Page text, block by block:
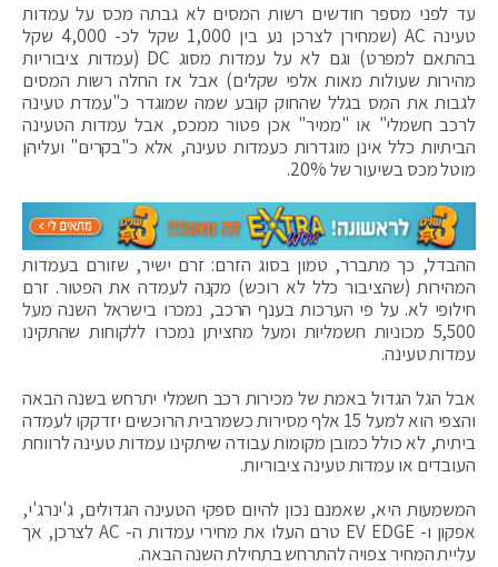
עד לפני מספר חודשים רשות המסים לא גבתה מכס על עמדות
טעינה AC (שמחירן לצרכן נע בין 1,000 שקל לכ- 4,000 שקל
בהתאם למפרט) וגם לא על עמדות מסוג DC (עמדות ציבוריות
מהירות שעולות מאות אלפי שקלים) אבל אז החלה רשות המסים
לגבות את המס בגלל שהחוק קובע שמה שמוגדר כ"עמדת טעינה
לרכב חשמלי" או "ממיר" אכן פטור ממכס, אבל עמדות הטעינה
הביתיות כלל אינן מוגדרות כעמדות טעינה, אלא כ"בקרים" ועליהן
מוטל מכס בשיעור של 20%.
ההבדל, כך מתברר, טמון בסוג הזרם: זרם ישיר, שזורם בעמדות
המהירות (שהציבור כלל לא רוכש) מקנה לעמדה את הפטור. זרם
חילופי לא. על פי הערכות בענף הרכב, נמכרו בישראל השנה מעל
5,500 מכוניות חשמליות ומעל מחציתן נמכרו ללקוחות שהתקינו
עמדות טעינה.
אבל הגל הגדול באמת של מכירות רכב חשמלי יתרחש בשנה הבאה
והצפי הוא למעל 15 אלף מסירות כשמרבית הרוכשים יזדקקו לעמדה
ביתית, לא כולל כמובן מקומות עבודה שיתקינו עמדות טעינה לרווחת
העובדים או עמדות טעינה ציבוריות.
המשמעות היא, שאמנם נכון להיום ספקי הטעינה הגדולים, ג'ינרג'י,
אפקון ו- EV EDGE טרם העלו את מחירי עמדות ה- AC לצרכן, אך
עליית המחיר צפויה להתרחש בתחילת השנה הבאה.